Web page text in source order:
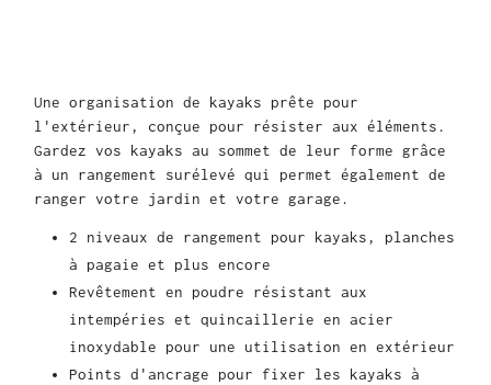
Une organisation de kayaks prête pour
l'extérieur, conçue pour résister aux éléments.
Gardez vos kayaks au sommet de leur forme grâce
à un rangement surélevé qui permet également de
ranger votre jardin et votre garage.
2 niveaux de rangement pour kayaks, planches
à pagaie et plus encore
Revêtement en poudre résistant aux
intempéries et quincaillerie en acier
inoxydable pour une utilisation en extérieur
Points d'ancrage pour fixer les kayaks à